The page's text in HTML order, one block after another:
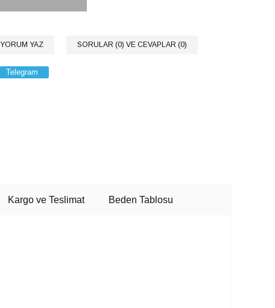
YORUM YAZ SORULAR (0) VE CEVAPLAR (0)
Telegram
Kargo ve Teslimat Beden Tablosu